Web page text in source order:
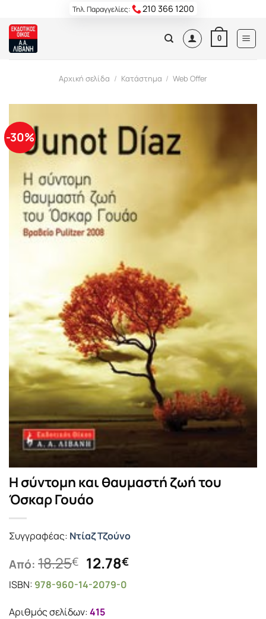
content
Τηλ. Παραγγελίες: 210 366 1200
0
Αρχική σελίδα / Κατάστημα / Web Offer
-30%
Η σύντομη και θαυμαστή ζωή του
Όσκαρ Γουάο
Συγγραφέας: Ντίαζ Τζούνο
Από: 18.25€ Original
price
was:
18.25€.
12.78€Η
ISBN: 978-960-14-2079-0
Αριθμός σελίδων:415